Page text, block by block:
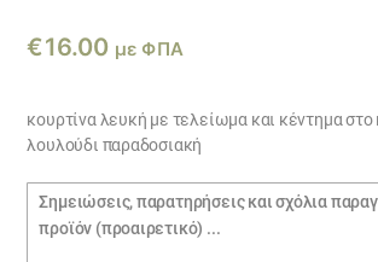
€16.00 με ΦΠΑ
κουρτίνα λευκή με τελείωμα και κέντημα
λουλούδι παραδοσιακή
Σημειώσεις
παραγγελίας